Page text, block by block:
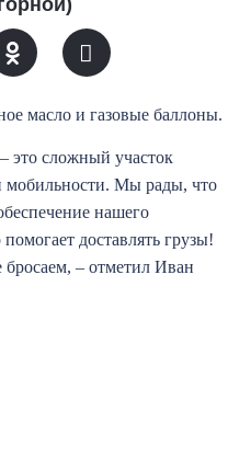
масло и газовые баллоны.
это сложный участок
мобильности. Мы рады, что
нашего
доставлять грузы!
– отметил Иван